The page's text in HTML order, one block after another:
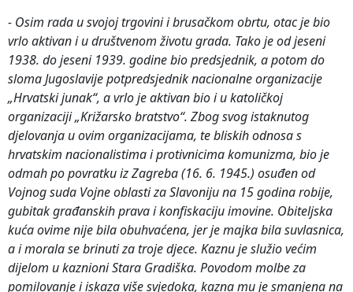
- Osim rada u svojoj trgovini i brusačkom obrtu, otac je bio
vrlo aktivan i u društvenom životu grada. Tako je od jeseni
1938. do jeseni 1939. godine bio predsjednik, a potom do
sloma Jugoslavije potpredsjednik nacionalne organizacije
„Hrvatski junak“, a vrlo je aktivan bio i u katoličkoj
organizaciji „Križarsko bratstvo“. Zbog svog istaknutog
djelovanja u ovim organizacijama, te bliskih odnosa s
hrvatskim nacionalistima i protivnicima komunizma, bio je
odmah po povratku iz Zagreba (16. 6. 1945.) osuđen od
Vojnog suda Vojne oblasti za Slavoniju na 15 godina robije,
gubitak građanskih prava i konfiskaciju imovine. Obiteljska
kuća ovime nije bila obuhvaćena, jer je majka bila suvlasnica,
a i morala se brinuti za troje djece. Kaznu je služio većim
dijelom u kaznioni Stara Gradiška. Povodom molbe za
pomilovanje i iskaza više svjedoka, kazna mu je smanjena na